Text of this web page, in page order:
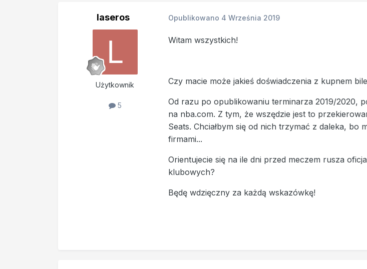
laseros
Użytkownik
5
Opublikowano 4 Września 2019
Witam wszystkich!
Czy macie może jakieś doświadczenia z kupnem
Od razu po opublikowaniu terminarza 2019/2020,
na nba.com. Z tym, że wszędzie jest to
Seats. Chciałbym się od nich trzymać z daleka,
firmami...
Orientujecie się na ile dni przed meczem rusza
klubowych?
Będę wdzięczny za każdą wskazówkę!